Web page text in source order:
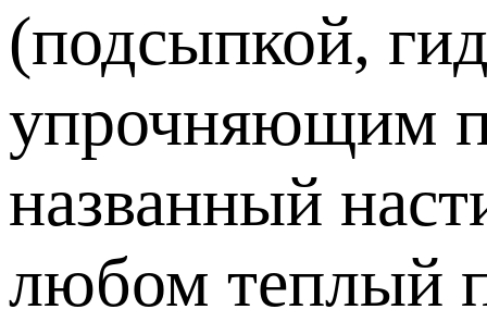
(подсыпкой,
упрочняющим
названный
любом теплый